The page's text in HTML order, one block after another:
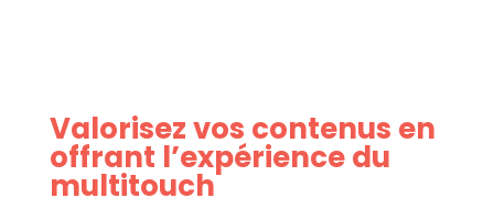
Valorisez vos contenus en
offrant l’expérience du
multitouch